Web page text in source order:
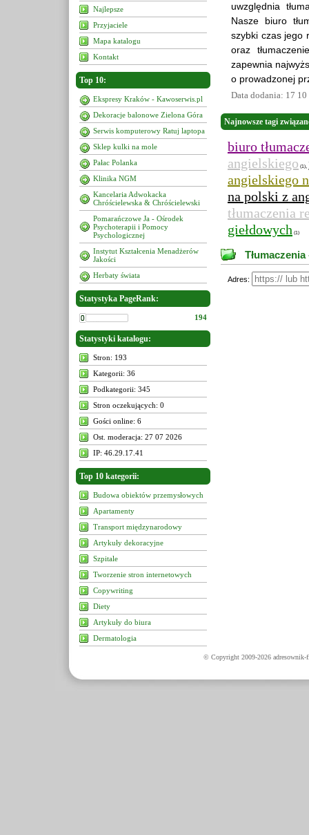
Najlepsze
Przyjaciele
Mapa katalogu
Kontakt
Top 10:
Ekspresy Kraków - Kawoserwis.pl
Dekoracje balonowe Zielona Góra
Serwis komputerowy Ratuj laptopa
Sklep kulki na mole
Pałac Polanka
Klinika NGM
Kancelaria Adwokacka
Chróścielewska & Chróścielewski
Pomarańczowe Ja - Ośrodek
Psychoterapii i Pomocy
Psychologicznej
Instytut Kształcenia Menadżerów
Jakości
Herbaty świata
Statystyka PageRank:
194
Statystyki katalogu:
Stron: 193
Kategorii: 36
Podkategorii: 345
Stron oczekujących: 0
Gości online: 6
Ost. moderacja: 27 07 2026
IP: 46.29.17.41
Top 10 kategorii:
Budowa obiektów przemysłowych
Apartamenty
Transport międzynarodowy
Artykuły dekoracyjne
Szpitale
Tworzenie stron internetowych
Copywriting
Diety
Artykuły do biura
Dermatologia
uwzględnia
Nasze biuro
szybki czas jego
oraz
zapewnia
o prowadzonej
Data dodania: 17
Najnowsze tagi
biuro
angielskiego (1),
angielskiego
na polski z
tłumaczenia
giełdowych (1)
Adres:
© Copyright 2009-2026